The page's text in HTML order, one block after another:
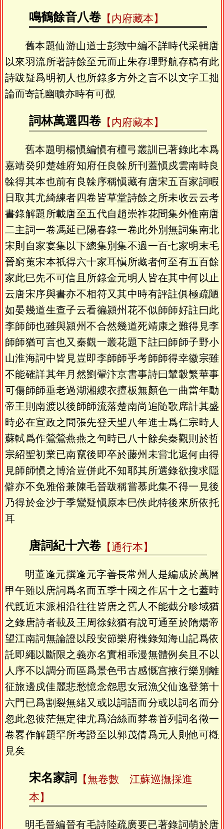
鳴鶴餘音八卷【内府藏本】
舊本題仙游山道士彭致中編不詳時代采輯唐
以來羽流所著詩餘至元而止朱存理野航存稿有此
詩跋疑爲明初人也所錄多方外之言不以文字工拙
論而寄託幽曠亦時有可觀
詞林萬選四卷【内府藏本】
舊本題明楊愼編愼有檀弓叢訓已著錄此本爲
嘉靖癸卯楚雄府知府任良榦所刊蓋愼戍雲南時良
榦得其本也前有良榦序稱愼藏有唐宋五百家詞暇
日取其尤綺練者四卷皆草堂詩餘之所未收云云考
書錄解題所載唐至五代自趙崇祚花間集外惟南唐
二主詞一卷馮延已陽春錄一卷此外別無詞集南北
宋則自家宴集以下總集別集不過一百七家明末毛
晉窮蒐宋本祇得六十家耳愼所藏者何至有五百餘
家此巳先不可信且所錄金元明人皆在其中何以止
云唐宋序與書亦不相符又其中時有評註俱極疏陋
如晏幾道生查子云看徧潁州花不似師師好註曰此
李師師也雖與潁州不合然幾道死靖康之難得見李
師師猶可言也又秦觀一叢花題下註曰師師子野小
山淮海詞中皆見豈即李師師乎考師師得幸徽宗雖
不能確詳其年月然劉翬汴京書事詩曰輦轂繁華事
可傷師師垂老過湖湘縷衣擅板無顏色一曲當年動
帝王則南渡以後師師流落楚南尚追隨歌席計其盛
時必在宣政之間張先登天聖八年進士爲仁宗時人
蘇軾爲作鶯鶯燕燕之句時已八十餘矣秦觀則於哲
宗紹聖初業已南竄後即卒於藤州未嘗北返何由得
見師師愼之博洽豈併此不知耶其所選錄欲搜求隱
僻亦不免雅俗兼陳毛晉跋稱嘗慕此集不得一見後
乃得於金沙于季鸞疑愼原本巳佚此特後來所依托
耳
唐詞紀十六卷【通行本】
明董逢元撰逢元字善長常州人是編成於萬曆
甲午雖以唐詞爲名而五季十國之作居十之七蓋時
代旣近末派相沿往往皆唐之舊人不能截分畛域猶
之錄唐詩者載及王周徐鉉猶有說可通至於隋煬帝
望江南詞無論證以段安節樂府襍錄知海山記爲依
託即繩以斷限之義亦名實相乖漫無體例矣且不以
人序不以調分而區爲景色弔古感慨宫掖行樂別離
征旅邊戍佳麗悲愁憶念怨思女冠漁父仙逸登第十
六門已爲割裂無緒又或以詞語而分或以詞名而分
忽此忽彼茫無定律尤爲治絲而棼卷首列詞名徵一
卷畧作解題罕所考證至以郭茂倩爲元人則他可槪
見矣
宋名家詞
【無卷數 江蘇巡撫採進
本】
明毛晉編晉有毛詩陸疏廣要已著錄詞萌於唐